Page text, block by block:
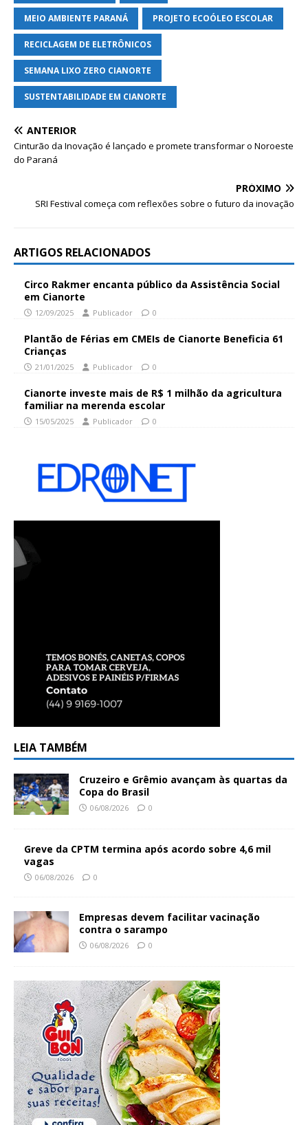
MEIO AMBIENTE PARANÁ PROJETO ECOÓLEO ESCOLAR
RECICLAGEM DE ELETRÔNICOS
SEMANA LIXO ZERO CIANORTE
SUSTENTABILIDADE EM CIANORTE
ANTERIOR
Cinturão da Inovação é lançado e promete transformar o Noroeste
do Paraná
PRÓXIMO
SRI Festival começa com reflexões sobre o futuro da inovação
ARTIGOS RELACIONADOS
Circo Rakmer encanta público da Assistência Social
em Cianorte
12/09/2025 Publicador 0
Plantão de Férias em CMEIs de Cianorte Beneficia 61
Crianças
21/01/2025 Publicador 0
Cianorte investe mais de R$ 1 milhão da agricultura
familiar na merenda escolar
15/05/2025 Publicador 0
LEIA TAMBÉM
Cruzeiro e Grêmio avançam às quartas da
Copa do Brasil
06/08/2026 0
Greve da CPTM termina após acordo sobre 4,6 mil
vagas
06/08/2026 0
Empresas devem facilitar vacinação
contra o sarampo
06/08/2026 0